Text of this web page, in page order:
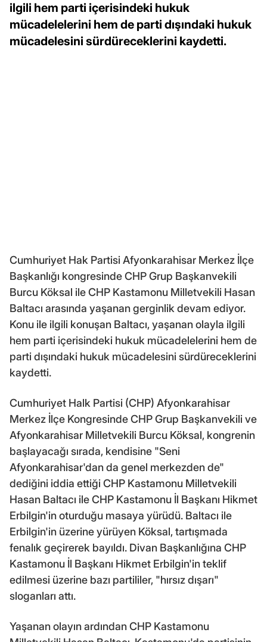
ilgili hem parti içerisindeki hukuk
mücadelelerini hem de parti dışındaki hukuk
mücadelesini sürdüreceklerini kaydetti.
Cumhuriyet Hak Partisi Afyonkarahisar Merkez İlçe
Başkanlığı kongresinde CHP Grup Başkanvekili
Burcu Köksal ile CHP Kastamonu Milletvekili Hasan
Baltacı arasında yaşanan gerginlik devam ediyor.
Konu ile ilgili konuşan Baltacı, yaşanan olayla ilgili
hem parti içerisindeki hukuk mücadelelerini hem de
parti dışındaki hukuk mücadelesini sürdüreceklerini
kaydetti.
Cumhuriyet Halk Partisi (CHP) Afyonkarahisar
Merkez İlçe Kongresinde CHP Grup Başkanvekili ve
Afyonkarahisar Milletvekili Burcu Köksal, kongrenin
başlayacağı sırada, kendisine "Seni
Afyonkarahisar'dan da genel merkezden de"
dediğini iddia ettiği CHP Kastamonu Milletvekili
Hasan Baltacı ile CHP Kastamonu İl Başkanı Hikmet
Erbilgin'in oturduğu masaya yürüdü. Baltacı ile
Erbilgin'in üzerine yürüyen Köksal, tartışmada
fenalık geçirerek bayıldı. Divan Başkanlığına CHP
Kastamonu İl Başkanı Hikmet Erbilgin'in teklif
edilmesi üzerine bazı partililer, "hırsız dışarı"
sloganları attı.
Yaşanan olayın ardından CHP Kastamonu